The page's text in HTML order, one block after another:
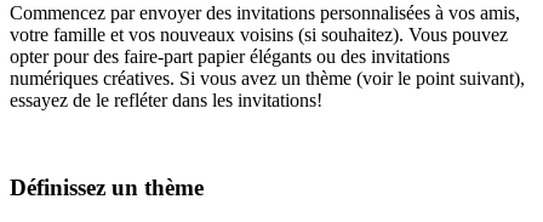
Commencez par envoyer des invitations personnalisées à vos amis,
votre famille et vos nouveaux voisins (si souhaitez). Vous pouvez
opter pour des faire-part papier élégants ou des invitations
numériques créatives. Si vous avez un thème (voir le point suivant),
essayez de le refléter dans les invitations!
Définissez un thème